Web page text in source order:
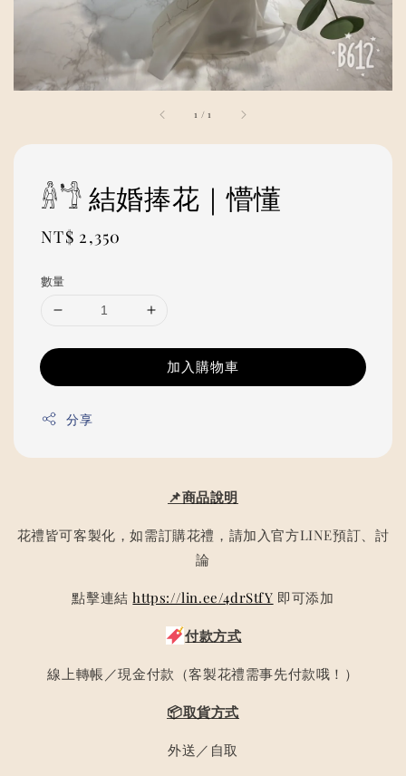
1 /1
𓁆𓁙 結婚捧花｜懵懂
Regular
NT$ 2,350
數量
加入購物車
分享
📌商品說明
花禮皆可客製化，如需訂購花禮，請加入官方LINE預訂、討
論
點擊連結https://lin.ee/4drStfY 即可添加
付款方式
線上轉帳／現金付款（客製花禮需事先付款哦！）
📦取貨方式
外送／自取